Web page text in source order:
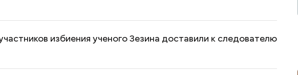
избиения ученого Зезина доставили к следователю